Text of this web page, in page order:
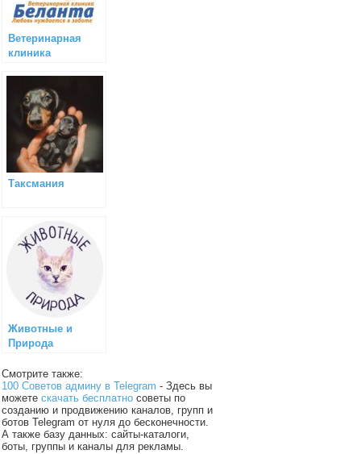
Ветеринарная
клиника
Таксмания
Животные и
Природа
Смотрите также:
100 Советов админу в Telegram - Здесь вы
можетескачать бесплатно советы по
созданию и продвижению каналов, групп и
ботов Telegram от нуля до бесконечности.
А также базу данных: сайты-каталоги,
боты, группы и каналы для рекламы.